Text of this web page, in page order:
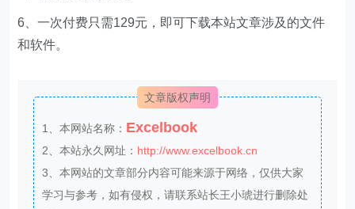
6、一次付费只需129元，即可下载本站文章涉及的文件
和软件。
文章版权声明
1、本网站名称： Excelbook
2、本站永久网址： http://www.excelbook.cn
3、本网站的文章部分内容可能来源于网络，仅供大家
学习与参考，如有侵权，请联系站长王小琥进行删除处